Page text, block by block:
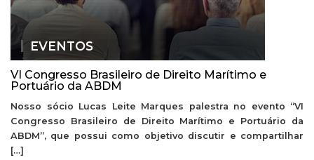
EVENTOS
VI Congresso Brasileiro de Direito Marítimo e
Portuário da ABDM
Nosso sócio Lucas Leite Marques palestra no evento “VI
Congresso Brasileiro de Direito Marítimo e Portuário da
ABDM”, que possui como objetivo discutir e compartilhar
[…]